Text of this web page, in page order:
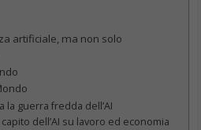
artificiale, ma non solo
la guerra fredda dell’AI
dell’AI su lavoro ed economia